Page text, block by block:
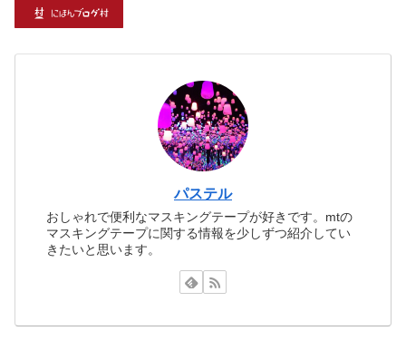
パステル
おしゃれで便利なマスキングテープが好きです。mtの
マスキングテープに関する情報を少しずつ紹介してい
きたいと思います。